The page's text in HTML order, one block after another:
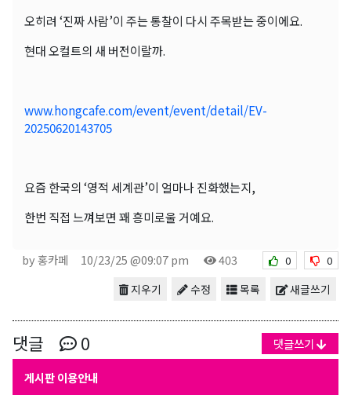
오히려 ‘진짜 사람’이 주는 통찰이 다시 주목받는 중이에요.
현대 오컬트의 새 버전이랄까.
www.hongcafe.com/event/event/detail/EV-
20250620143705
요즘 한국의 ‘영적 세계관’이 얼마나 진화했는지,
한번 직접 느껴보면 꽤 흥미로울 거예요.
by 홍카페 10/23/25 @09:07 pm 403 0 0
새글쓰기
목록
수정
지우기
댓글 0 댓글쓰기
게시판 이용안내